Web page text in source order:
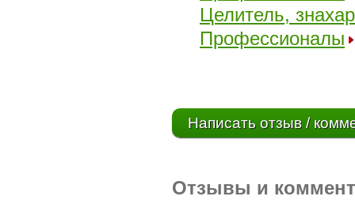
Целитель,
Профессионалы
Написать отзыв /
Отзывы и